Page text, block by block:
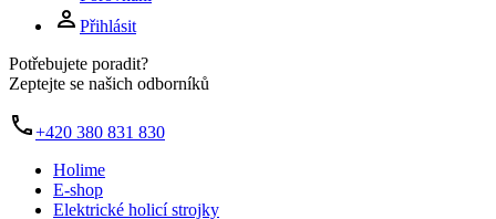
Přihlásit
Potřebujete poradit?
Zeptejte se našich odborníků
+420 380 831 830
Holime
E-shop
Elektrické holicí strojky